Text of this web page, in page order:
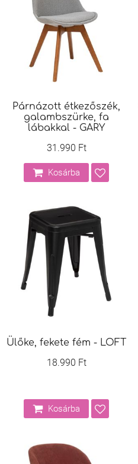
Párnázott étkezőszék,
galambszürke, fa
lábakkal - GARY
31.990 Ft
Kosárba
Ülőke, fekete fém - LOFT
18.990 Ft
Kosárba